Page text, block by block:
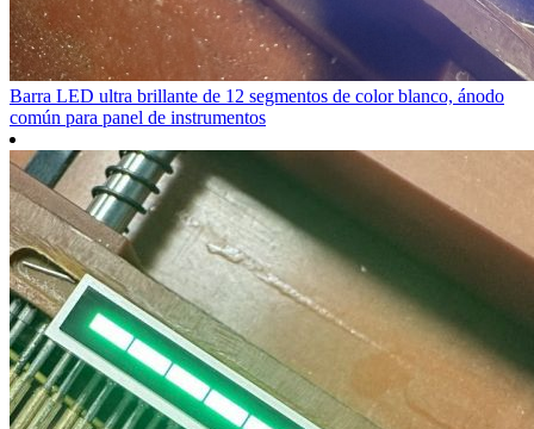
Barra LED ultra brillante de 12 segmentos de color blanco, ánodo
común para panel de instrumentos